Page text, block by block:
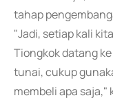
tahap
"Jadi, setiap kali
Tiongkok datang
tunai, cukup
membeli apa saja,"